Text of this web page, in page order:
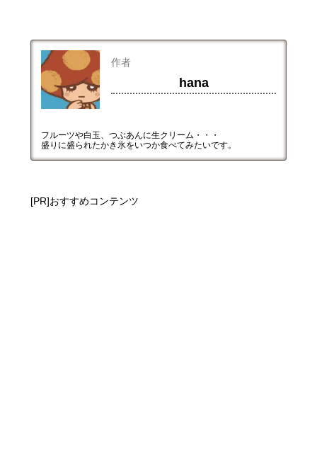
作者
hana
フルーツや白玉、つぶあんに生クリーム・・・
盛りに盛られたかき氷をいつか食べてみたいです。
[PR]おすすめコンテンツ